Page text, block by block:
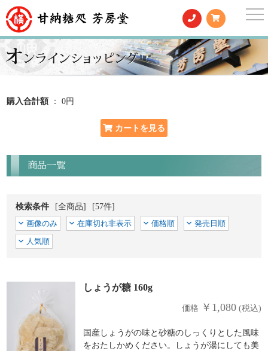
購入合計額 ： 0円
商品一覧
検索条件 [全商品]
[57件]
画像のみ
在庫切れ非表示 価格順
発売日順
人気順
しょうが糖 160g
価格 ￥1,080(税込)
国産しょうがの味と砂糖のしっくりとした風味
をおたしかめください。しょうが湯にしても美